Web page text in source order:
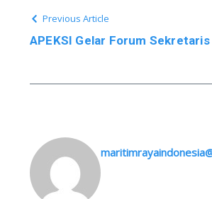
Previous Article
APEKSI Gelar Forum